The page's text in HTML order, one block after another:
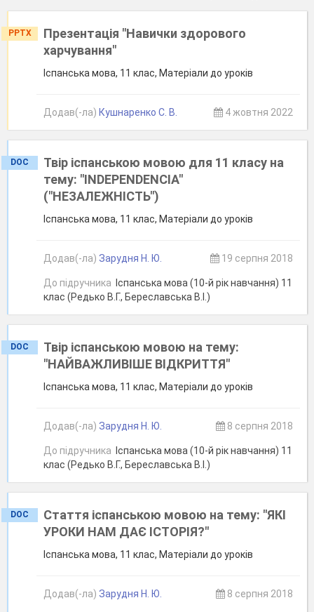
PPTX
Презентація "Навички здорового
харчування"
Іспанська мова, 11 клас, Матеріали до уроків
Додав(-ла) Кушнаренко С. В. 4 жовтня 2022
DOC
Твір іспанською мовою для 11 класу на
тему: "INDEPENDENCIA"
("НЕЗАЛЕЖНІСТЬ")
Іспанська мова, 11 клас, Матеріали до уроків
Додав(-ла) Зарудня Н. Ю. 19 серпня 2018
До підручника
Іспанська мова (10-й рік навчання) 11
клас (Редько В.Г., Береславська В.І.)
DOC
Твір іспанською мовою на тему:
"НАЙВАЖЛИВІШЕ ВІДКРИТТЯ"
Іспанська мова, 11 клас, Матеріали до уроків
Додав(-ла) Зарудня Н. Ю. 8 серпня 2018
До підручника
Іспанська мова (10-й рік навчання) 11
клас (Редько В.Г., Береславська В.І.)
DOC
Стаття іспанською мовою на тему: "ЯКІ
УРОКИ НАМ ДАЄ ІСТОРІЯ?"
Іспанська мова, 11 клас, Матеріали до уроків
Додав(-ла) Зарудня Н. Ю. 8 серпня 2018